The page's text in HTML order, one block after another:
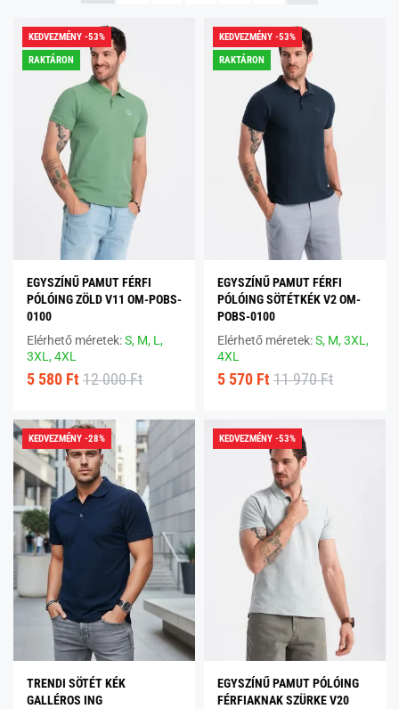
KEDVEZMÉNY -53%
RAKTÁRON
EGYSZÍNŰ PAMUT FÉRFI
PÓLÓING ZÖLD V11 OM-POBS-
0100
Elérhető méretek:S, M, L,
3XL,4XL
5 580 Ft 12 000 Ft
KEDVEZMÉNY -53%
RAKTÁRON
EGYSZÍNŰ PAMUT FÉRFI
PÓLÓING SÖTÉTKÉK V2 OM-
POBS-0100
Elérhető méretek:S, M,3XL,
4XL
5 570 Ft 11 970 Ft
KEDVEZMÉNY -28%
TRENDI SÖTÉT KÉK
GALLÉROS ING
KEDVEZMÉNY -53%
EGYSZÍNŰ PAMUT PÓLÓING
FÉRFIAKNAK SZÜRKE V20